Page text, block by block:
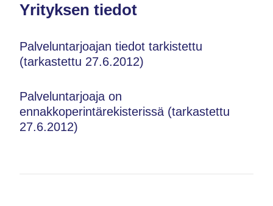
Yrityksen tiedot
Palveluntarjoajan tiedot tarkistettu
(tarkastettu 27.6.2012)
Palveluntarjoaja on
ennakkoperintärekisterissä (tarkastettu
27.6.2012)